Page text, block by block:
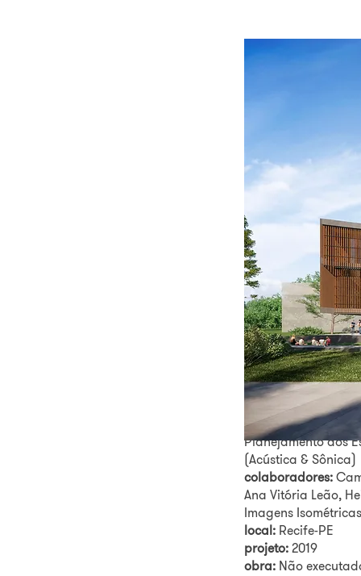
Escola de Música
FICHA TÉCNICA
autores/
integrantes:
Arquitetura e
(Acústica &
Planejamento dos
(Acústica & Sônica)
colaboradores:
Ana Vitória Leão,
Imagens
local: Recife-PE
projeto:2019
obra: Não